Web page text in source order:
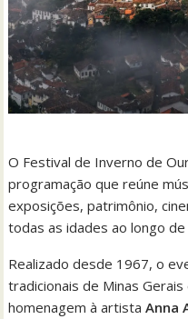
O Festival de Inverno de
programação que reúne
exposições, patrimônio,
todas as idades ao longo
Realizado desde 1967, o
tradicionais de Minas
homenagem à artistaAnna